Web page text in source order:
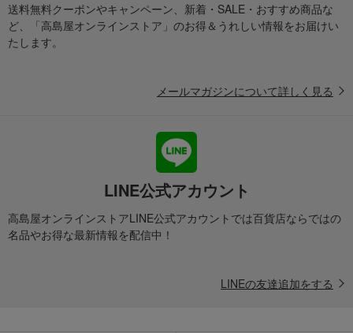
送料無料クーポンやキャンペーン、新着・SALE・おすすめ商品な
ど、「高島屋オンラインストア」のお得＆うれしい情報をお届けい
たします。
メールマガジンについて詳しく見る
LINE公式アカウント
高島屋オンラインストアLINE公式アカウントでは百貨店ならではの
名品やお得な最新情報を配信中！
LINEの友達追加をする